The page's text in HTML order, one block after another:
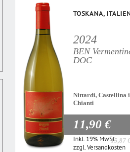
TOSKANA,
2024
BEN
DOC
Nittardi, Castellina
Chianti
11,90 €
15,87
Inkl. 19% MwSt.
zzgl.Versandkosten